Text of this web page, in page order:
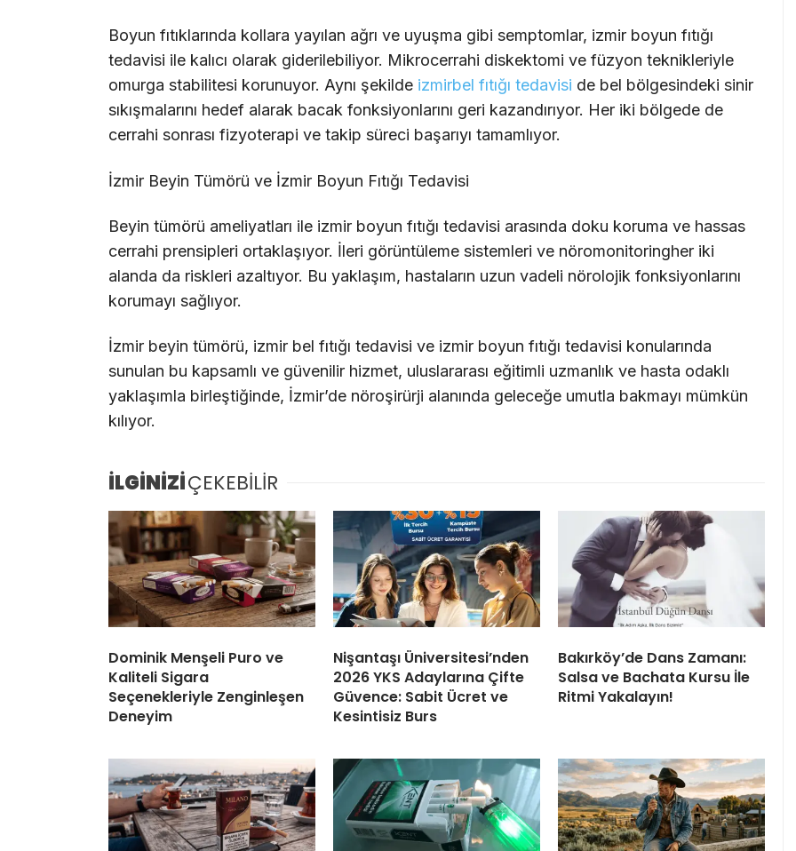
Boyun fıtıklarında kollara yayılan ağrı ve uyuşma gibi semptomlar, izmir boyun fıtığı
tedavisi ile kalıcı olarak giderilebiliyor. Mikrocerrahi diskektomi ve füzyon teknikleriyle
omurga stabilitesi korunuyor. Aynı şekilde izmirbel fıtığı tedavisi de bel bölgesindeki sinir
sıkışmalarını hedef alarak bacak fonksiyonlarını geri kazandırıyor. Her iki bölgede de
cerrahi sonrası fizyoterapi ve takip süreci başarıyı tamamlıyor.
İzmir Beyin Tümörü ve İzmir Boyun Fıtığı Tedavisi
Beyin tümörü ameliyatları ile izmir boyun fıtığı tedavisi arasında doku koruma ve hassas
cerrahi prensipleri ortaklaşıyor. İleri görüntüleme sistemleri ve nöromonitoringher iki
alanda da riskleri azaltıyor. Bu yaklaşım, hastaların uzun vadeli nörolojik fonksiyonlarını
korumayı sağlıyor.
İzmir beyin tümörü, izmir bel fıtığı tedavisi ve izmir boyun fıtığı tedavisi konularında
sunulan bu kapsamlı ve güvenilir hizmet, uluslararası eğitimli uzmanlık ve hasta odaklı
yaklaşımla birleştiğinde, İzmir’de nöroşirürji alanında geleceğe umutla bakmayı mümkün
kılıyor.
İLGİNİZİÇEKEBİLİR
Dominik Menşeli Puro ve
Kaliteli Sigara
Seçenekleriyle Zenginleşen
Deneyim
Nişantaşı Üniversitesi’nden
2026 YKS Adaylarına Çifte
Güvence: Sabit Ücret ve
Kesintisiz Burs
Bakırköy’de Dans Zamanı:
Salsa ve Bachata Kursu İle
Ritmi Yakalayın!